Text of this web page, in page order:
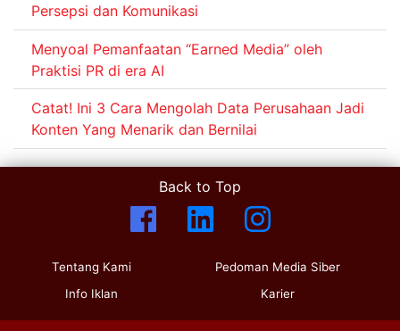
Persepsi dan Komunikasi
Menyoal Pemanfaatan “Earned Media” oleh
Praktisi PR di era AI
Catat! Ini 3 Cara Mengolah Data Perusahaan Jadi
Konten Yang Menarik dan Bernilai
Back to Top
Tentang Kami
Info Iklan
Pedoman Media Siber
Karier